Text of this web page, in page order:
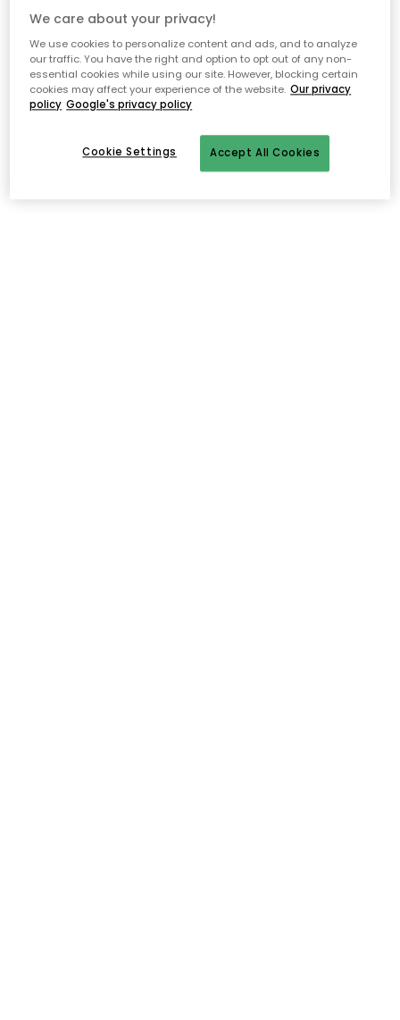
We care about your privacy!
We use cookies to personalize content and ads, and to analyze
our traffic. You have the right and option to opt out of any non-
essential cookies while using our site. However, blocking certain
cookies may affect your experience of the website. Our privacy
policy Google's privacy policy
Accept All Cookies
Cookie Settings